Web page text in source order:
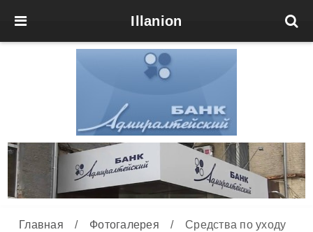
Illanion
Главная / Фотогалерея / Средства по уходу